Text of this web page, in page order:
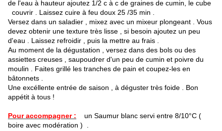
de l'eau à hauteur ajoutez 1/2 c à c de graines de cumin, le cube
couvrir . Laissez cuire à feu doux 25 /35 min .
Versez dans un saladier , mixez avec un mixeur plongeant . Vous
devez obtenir une texture très lisse , si besoin ajoutez un peu
d'eau . Laissez refroidir , puis la mettre au frais .
Au moment de la dégustation , versez dans des bols ou des
assiettes creuses , saupoudrer d'un peu de cumin et poivre du
moulin . Faites grillé les tranches de pain et coupez-les en
bâtonnets .
Une excéllente entrée de saison , à déguster très foide . Bon
appétit à tous !
Pour accompagner : un Saumur blanc servi entre 8/10°C (
boire avec modération ) .